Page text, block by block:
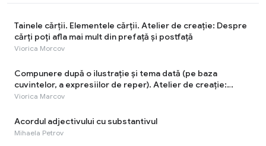
Tainele cărţii. Elementele cărţii. Atelier de creație: Despre
cărți poți afla mai mult din prefață și postfață
Viorica Morcov
Compunere după o ilustrație și tema dată (pe baza
cuvintelor, a expresiilor de reper). Atelier de creație:
Munca - cea mai rodnică odihnă!
Viorica Marcov
Acordul adjectivului cu substantivul
Mihaela Petrov